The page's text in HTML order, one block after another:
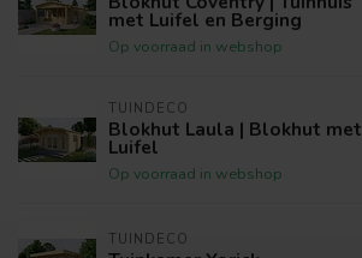
met Luifel en Berging
Op voorraad in webshop
TUINDECO
Blokhut Laula | Blokhut met
Luifel
Op voorraad in webshop
TUINDECO